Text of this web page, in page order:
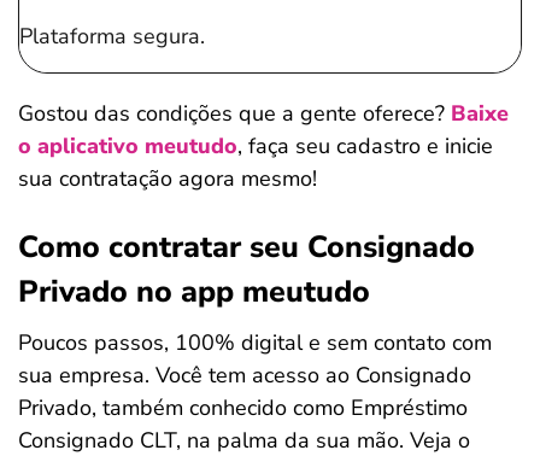
Plataforma segura.
Gostou das condições que a gente oferece? Baixe
o aplicativo meutudo, faça seu cadastro e inicie
sua contratação agora mesmo!
Como contratar seu Consignado
Privado no app meutudo
Poucos passos, 100% digital e sem contato com
sua empresa. Você tem acesso ao Consignado
Privado, também conhecido como Empréstimo
Consignado CLT, na palma da sua mão. Veja o